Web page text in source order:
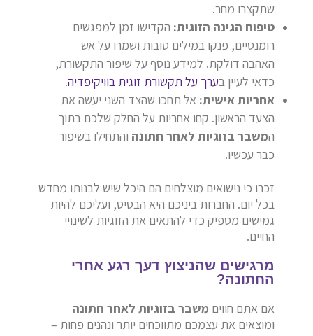
שתקצרו מחר.
טיפוח הגינה הזוגית: הקדישו זמן למפגשים
רומנטיים, פנקו במילים טובות ושמרו על אש
האהבה דולקת. למידע נוסף על שיפור התקשורת,
כדאי לעיין בערך על תקשורת זוגית בוויקיפדיה.
אחריות אישית: אל תחכו שהצד השני יעשה את
הצעד הראשון. קחו אחריות על החלק שלכם בתוך
המשבר בזוגיות לאחר חתונה והתחילו בשיפור
כבר עכשיו.
זכרו כי נישואים מוצלחים הם היכל שיש לבנותו מחדש
בכל יום. החברות ביניכם היא הבסיס, ועליכם להיות
גמישים מספיק כדי להתאים את הזוגיות לשינויי
החיים.
מרגישים שהניצוץ דעך רגע אחרי
החתונה?
אם אתם חווים משבר בזוגיות לאחר חתונה
ומוצאים את עצמכם מתווכחים יותר ונהנים פחות –